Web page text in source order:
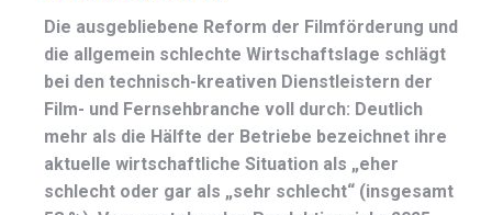
Die ausgebliebene Reform der Filmförderung und
die allgemein schlechte Wirtschaftslage schlägt
bei den technisch-kreativen Dienstleistern der
Film- und Fernsehbranche voll durch: Deutlich
mehr als die Hälfte der Betriebe bezeichnet ihre
aktuelle wirtschaftliche Situation als „eher
schlecht oder gar als „sehr schlecht“ (insgesamt